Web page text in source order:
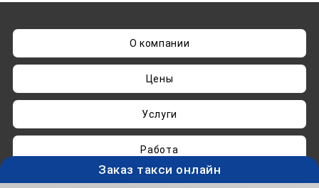
О компании
Цены
Услуги
Работа
Заказ такси онлайн